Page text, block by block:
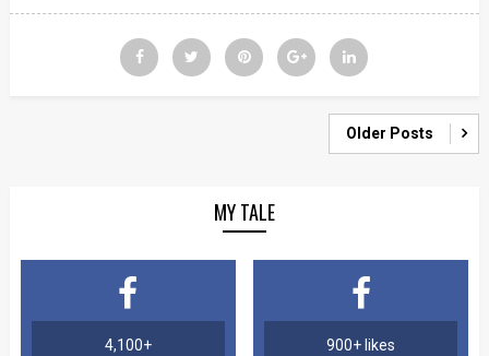
Older Posts
MY TALE
4,100+ 900+ likes